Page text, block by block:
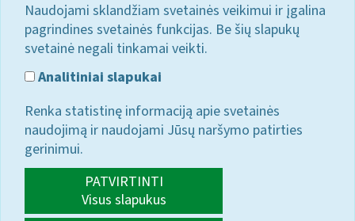
Naudojami sklandžiam svetainės veikimui ir įgalina
pagrindines svetainės funkcijas. Be šių slapukų
svetainė negali tinkamai veikti.
Analitiniai slapukai
Renka statistinę informaciją apie svetainės
naudojimą ir naudojami Jūsų naršymo patirties
gerinimui.
PATVIRTINTI
Visus slapukus